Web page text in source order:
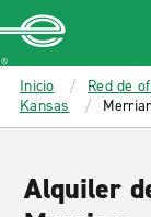
MAIN
CONTENT
Enterprise
Inicio Red de
Kansas
Alquiler